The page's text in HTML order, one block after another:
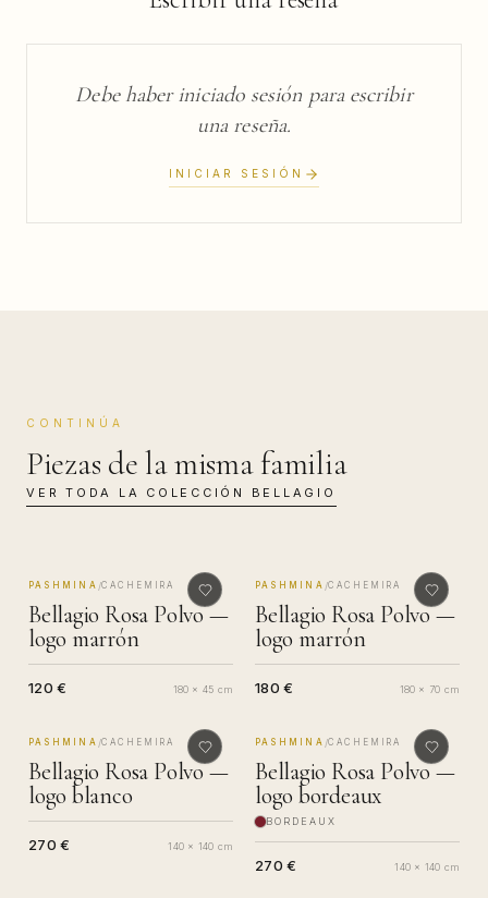
Debe haber iniciado sesión para escribir
una reseña.
INICIAR SESIÓN
CONTINÚA
Piezas de la misma familia
VER TODA LA COLECCIÓN BELLAGIO
MADE IN COMO
PASHMINA /CACHEMIRA
Bellagio Rosa Polvo —
logo marrón
120 € 180 x 45 cm
MADE IN COMO
PASHMINA /CACHEMIRA
Bellagio Rosa Polvo —
logo marrón
180 € 180 x 70 cm
MADE IN COMO
PASHMINA /CACHEMIRA
Bellagio Rosa Polvo —
logo blanco
270 € 140 x 140 cm
MADE IN COMO
PASHMINA /CACHEMIRA
Bellagio Rosa Polvo —
logo bordeaux
BORDEAUX
270 € 140 x 140 cm